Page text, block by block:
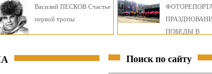
Василий ПЕСКОВ Счастье
первой тропы
ПОБЕДЫ В
ОКРУГЕ
Поиск по сайту